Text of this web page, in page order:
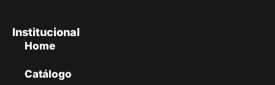
Institucional
Home
Catálogo